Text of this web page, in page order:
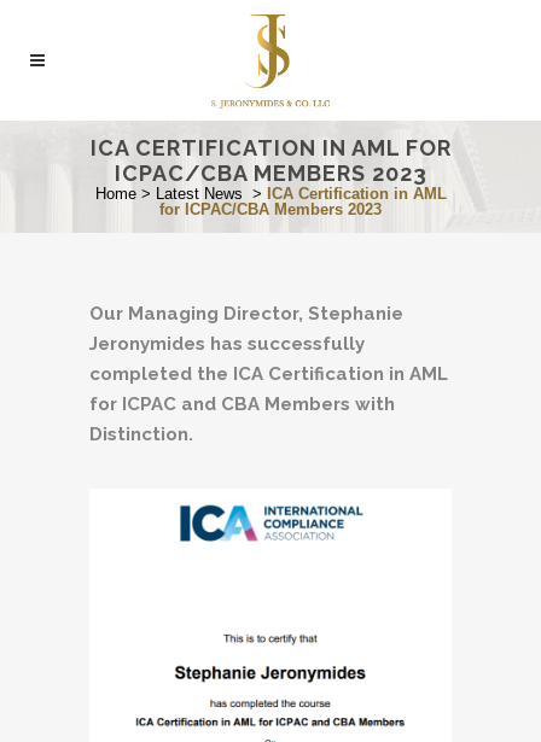
ICA CERTIFICATION IN AML FOR
ICPAC/CBA MEMBERS 2023
Home> Latest News > ICA Certification in AML
for ICPAC/CBA Members 2023
Our Managing Director, Stephanie
Jeronymides has successfully
completed the ICA Certification in AML
for ICPAC and CBA Members with
Distinction.